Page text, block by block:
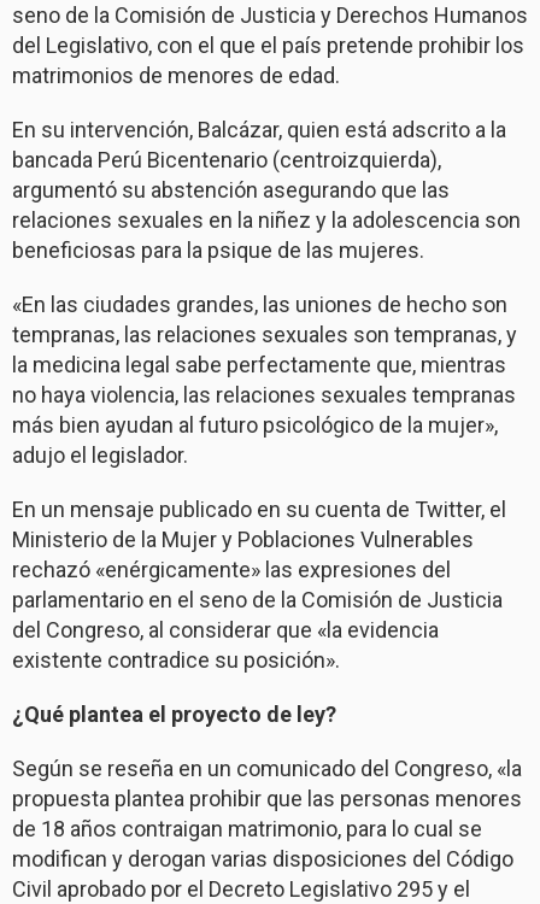
seno de la Comisión de Justicia y Derechos Humanos
del Legislativo, con el que el país pretende prohibir los
matrimonios de menores de edad.
En su intervención, Balcázar, quien está adscrito a la
bancada Perú Bicentenario (centroizquierda),
argumentó su abstención asegurando que las
relaciones sexuales en la niñez y la adolescencia son
beneficiosas para la psique de las mujeres.
«En las ciudades grandes, las uniones de hecho son
tempranas, las relaciones sexuales son tempranas, y
la medicina legal sabe perfectamente que, mientras
no haya violencia, las relaciones sexuales tempranas
más bien ayudan al futuro psicológico de la mujer»,
adujo el legislador.
En un mensaje publicado en su cuenta de Twitter, el
Ministerio de la Mujer y Poblaciones Vulnerables
rechazó «enérgicamente» las expresiones del
parlamentario en el seno de la Comisión de Justicia
del Congreso, al considerar que «la evidencia
existente contradice su posición».
¿Qué plantea el proyecto de ley?
Según se reseña en un comunicado del Congreso, «la
propuesta plantea prohibir que las personas menores
de 18 años contraigan matrimonio, para lo cual se
modifican y derogan varias disposiciones del Código
Civil aprobado por el Decreto Legislativo 295 y el